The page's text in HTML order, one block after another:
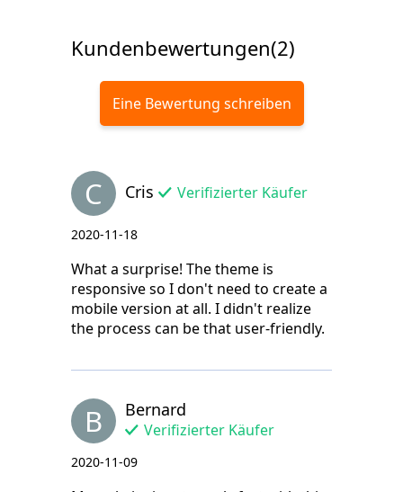
Kundenbewertungen(2)
Eine Bewertung schreiben
C Cris Verifizierter Käufer
2020-11-18
What a surprise! The theme is
responsive so I don't need to create a
mobile version at all. I didn't realize
the process can be that user-friendly.
B Bernard
Verifizierter Käufer
2020-11-09